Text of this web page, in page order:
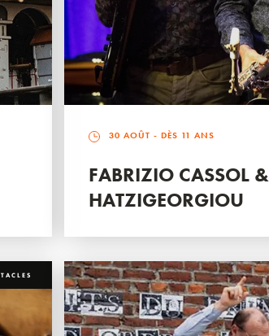
30 AOÛT - DÈS 11 ANS
FABRIZIO CASSOL
HATZIGEORGIOU